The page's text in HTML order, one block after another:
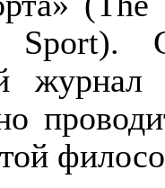
Sport). С
журнал